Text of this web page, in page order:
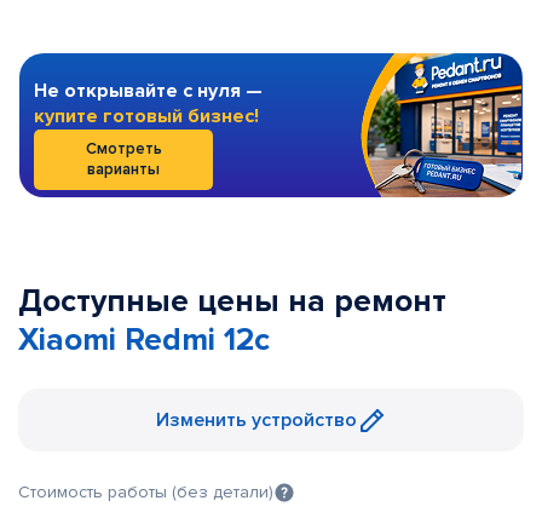
Не открывайте с нуля —
купите готовый бизнес!
Смотреть
варианты
Доступные цены на ремонт
Xiaomi Redmi 12c
Изменить устройство
Стоимость работы (без детали)